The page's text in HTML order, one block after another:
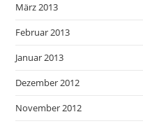
März 2013
Februar 2013
Januar 2013
Dezember 2012
November 2012